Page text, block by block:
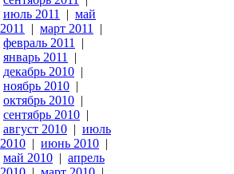
июль 2011
| май
2011
| март 2011
|
февраль 2011
|
январь 2011
|
декабрь 2010 |
ноябрь 2010 |
октябрь 2010 |
сентябрь 2010 |
август 2010 | июль
2010 | июнь 2010 |
май 2010 | апрель